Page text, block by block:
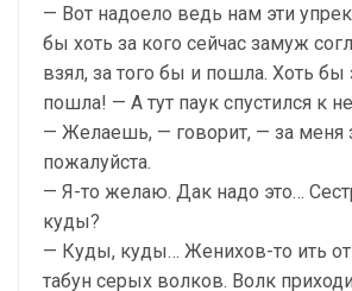
— Вот надоело ведь нам эти
бы хоть за кого сейчас замуж
взял, за того бы и пошла. Хоть бы
пошла! — А тут паук спустился к
— Желаешь, — говорит, — за меня
пожалуйста.
— Я-то желаю. Дак надо это…
куды?
— Куды, куды… Женихов-то ить от
табун серых волков. Волк